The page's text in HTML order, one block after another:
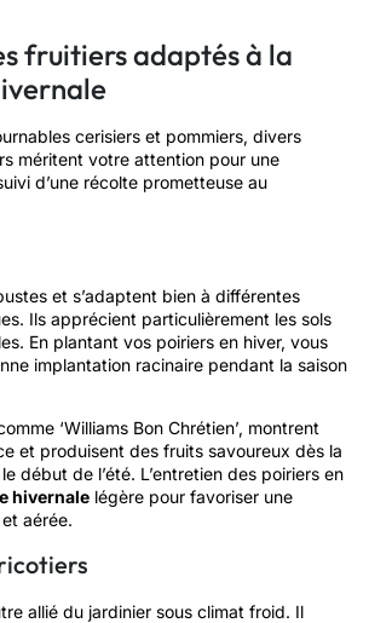
fruitiers adaptés à la
cerisiers et pommiers, divers
méritent votre attention pour une
d’une récolte prometteuse au
et s’adaptent bien à différentes
Ils apprécient particulièrement les sols
En plantant vos poiriers en hiver, vous
implantation racinaire pendant la saison
‘Williams Bon Chrétien’, montrent
et produisent des fruits savoureux dès la
début de l’été. L’entretien des poiriers en
hivernale légère pour favoriser une
aérée.
allié du jardinier sous climat froid. Il